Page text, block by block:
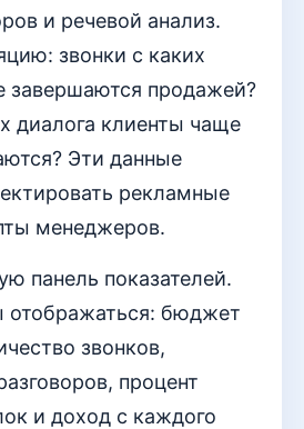
и речевой анализ.
звонки с каких
завершаются продажей?
диалога клиенты чаще
Эти данные
рекламные
менеджеров.
панель показателей.
отображаться: бюджет
звонков,
процент
и доход с каждого